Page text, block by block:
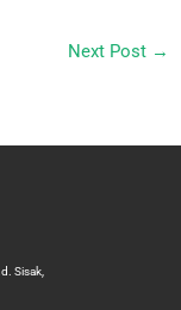
Next Post →
Sisak,